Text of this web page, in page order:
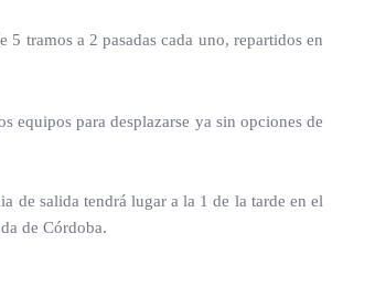
tramos a 2 pasadas cada uno, repartidos en
equipos para desplazarse ya sin opciones de
de salida tendrá lugar a la 1 de la tarde en el
de Córdoba.